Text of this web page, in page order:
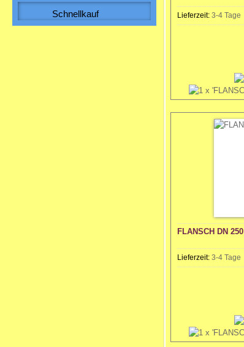
Lieferzeit: 3-4 Tage
FLANSCH DN 250
Lieferzeit: 3-4 Tage
280
Schnellkauf